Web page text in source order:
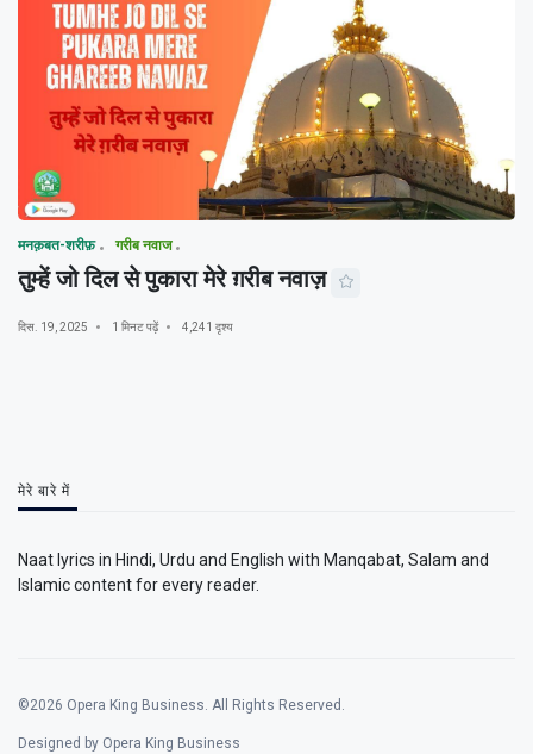
मनक़बत-शरीफ़ गरीब नवाज
तुम्हें जो दिल से पुकारा मेरे ग़रीब नवाज़
दिस. 19, 2025 1 मिनट पढ़ें 4,241 दृश्य
मेरे बारे में
Naat lyrics in Hindi, Urdu and English with Manqabat, Salam and
Islamic content for every reader.
©2026 Opera King Business. All Rights Reserved.
Designed by Opera King Business